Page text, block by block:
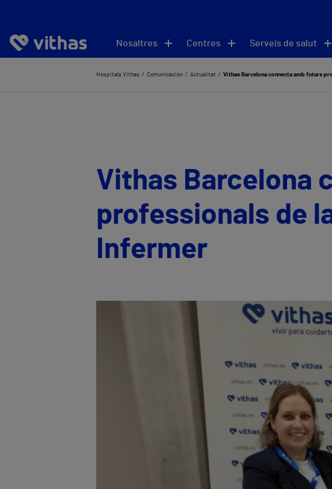
Nosaltres Centres Serveis de salut
Hospitals Vithas Comunicación Actualitat Vithas Barcelona connecta amb futurs
Vithas Barcelona
professionals de
Infermer